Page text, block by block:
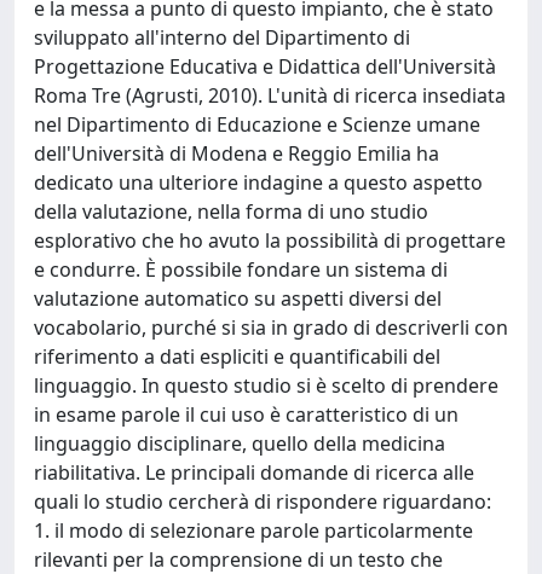
e la messa a punto di questo impianto, che è stato
sviluppato all'interno del Dipartimento di
Progettazione Educativa e Didattica dell'Università
Roma Tre (Agrusti, 2010). L'unità di ricerca insediata
nel Dipartimento di Educazione e Scienze umane
dell'Università di Modena e Reggio Emilia ha
dedicato una ulteriore indagine a questo aspetto
della valutazione, nella forma di uno studio
esplorativo che ho avuto la possibilità di progettare
e condurre. È possibile fondare un sistema di
valutazione automatico su aspetti diversi del
vocabolario, purché si sia in grado di descriverli con
riferimento a dati espliciti e quantificabili del
linguaggio. In questo studio si è scelto di prendere
in esame parole il cui uso è caratteristico di un
linguaggio disciplinare, quello della medicina
riabilitativa. Le principali domande di ricerca alle
quali lo studio cercherà di rispondere riguardano:
1. il modo di selezionare parole particolarmente
rilevanti per la comprensione di un testo che